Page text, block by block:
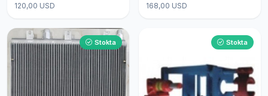
120,00 USD 168,00 USD
Stokta Stokta